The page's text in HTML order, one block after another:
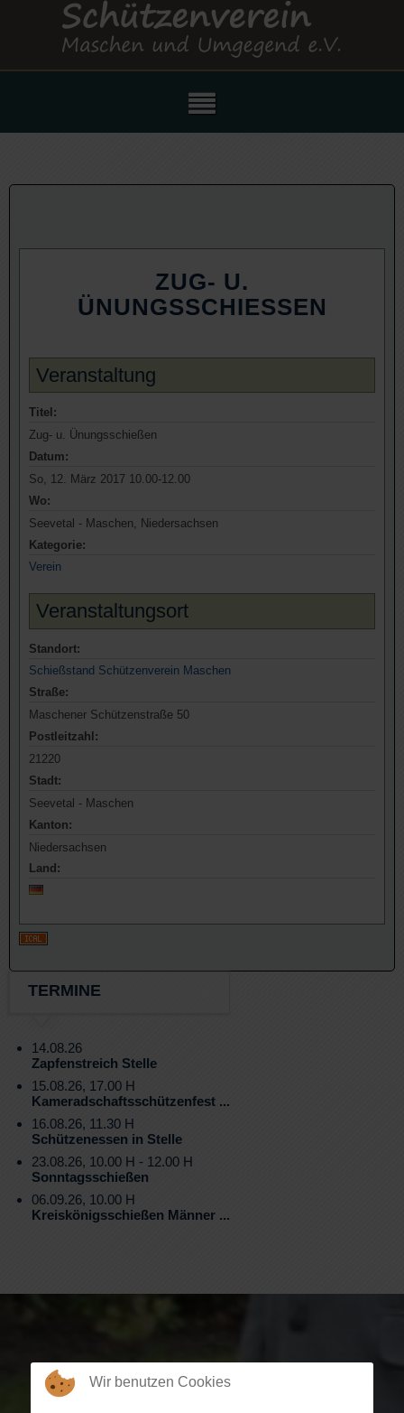
ZUG- U.
ÜNUNGSSCHIESSEN
Veranstaltung
Titel:
Zug- u. Ünungsschießen
Datum:
So, 12. März 2017 10.00-12.00
Wo:
Seevetal - Maschen, Niedersachsen
Kategorie:
Verein
Veranstaltungsort
Standort:
Schießstand Schützenverein Maschen
Straße:
Maschener Schützenstraße 50
Postleitzahl:
21220
Stadt:
Seevetal - Maschen
Kanton:
Niedersachsen
Land:
TERMINE
14.08.26
Zapfenstreich Stelle
15.08.26, 17.00 H
Kameradschaftsschützenfest ...
16.08.26, 11.30 H
Schützenessen in Stelle
23.08.26, 10.00 H - 12.00 H
Sonntagsschießen
06.09.26, 10.00 H
Kreiskönigsschießen Männer ...
Wir benutzen Cookies